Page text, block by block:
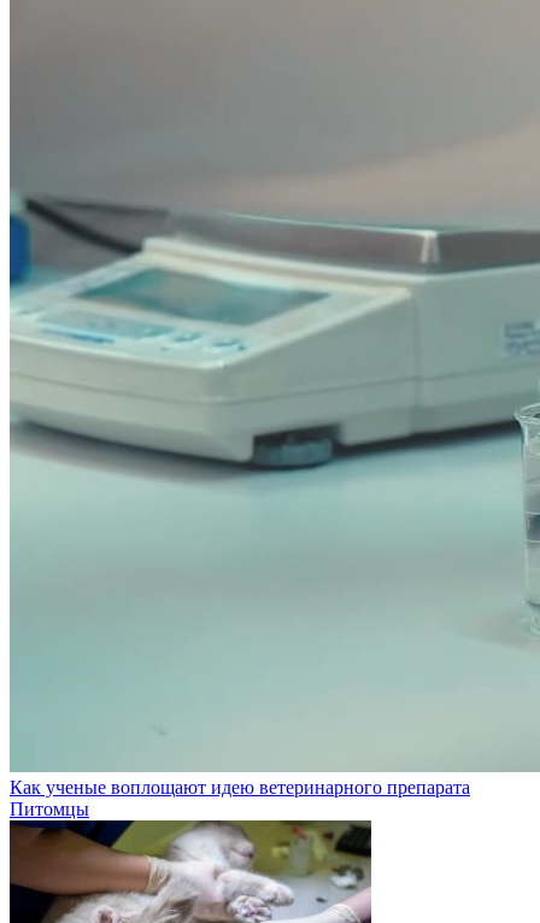
Как ученые воплощают идею ветеринарного препарата
Питомцы